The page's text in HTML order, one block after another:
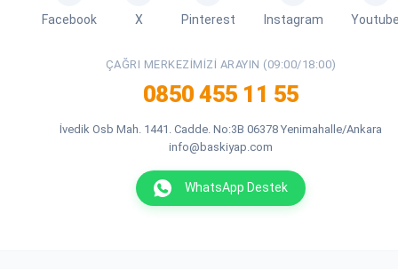
Facebook X Pinterest Instagram
ÇAĞRI MERKEZIMIZI ARAYIN (09:00/18:00)
0850 455 11 55
İvedik Osb Mah. 1441. Cadde. No:3B 06378 Yenimahalle/Ankara
info@baskiyap.com
WhatsApp Destek